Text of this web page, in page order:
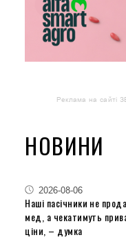
Реклама на сайті
НОВИНИ
2026-08-06
Наші пасічники не
мед, а чекатимуть
ціни, – думка